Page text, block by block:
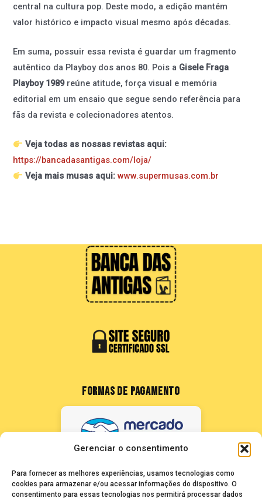
Gerenciar o consentimento
Para fornecer as melhores experiências, usamos tecnologias como
cookies para armazenar e/ou acessar informações do dispositivo. O
consentimento para essas tecnologias nos permitirá processar dados
central na cultura pop. Deste modo, a edição mantém
valor histórico e impacto visual mesmo após décadas.
Em suma, possuir essa revista é guardar um fragmento
autêntico da Playboy dos anos 80. Pois a Gisele Fraga
Playboy 1989reúne atitude, força visual e memória
editorial em um ensaio que segue sendo referência para
fãs da revista e colecionadores atentos.
Veja todas as nossas revistas aqui:
https://bancadasantigas.com/loja/
Veja mais musas aqui: www.supermusas.com.br
FORMAS DE PAGAMENTO